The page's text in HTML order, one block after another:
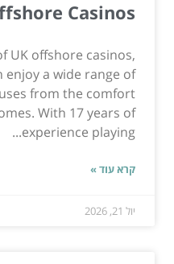
Casinos
UK offshore casinos,
enjoy a wide range of
from the comfort
With 17 years of
experience playing...
קרא עוד »
יול 21, 2026